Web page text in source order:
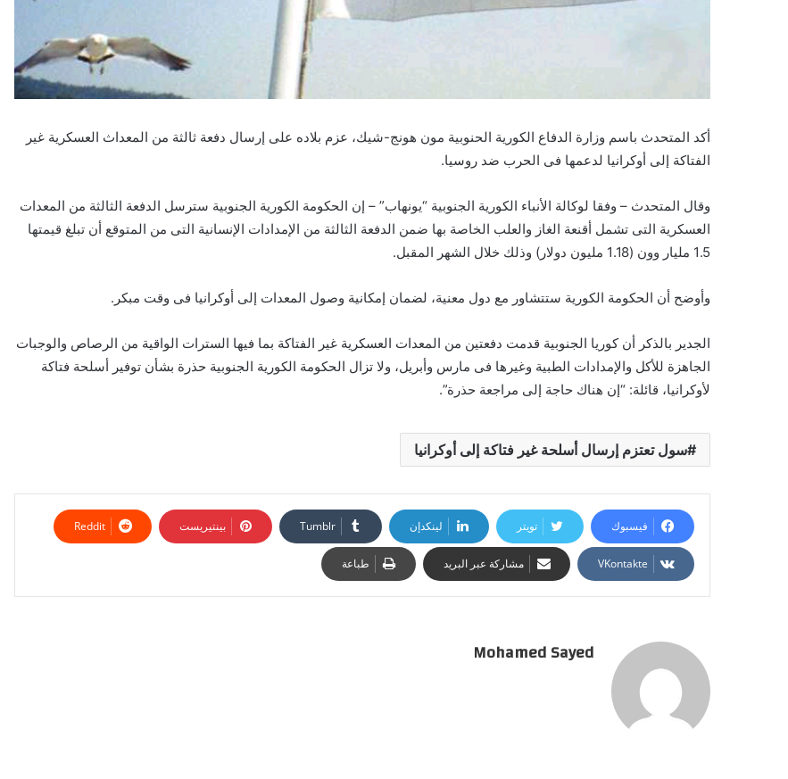
أكد المتحدث باسم وزارة الدفاع الكورية الحنوبية مون هونج-شيك، عزم بلاده على إرسال دفعة ثالثة من المعداث العسكرية غير
الفتاكة إلى أوكرانيا لدعمها فى الحرب ضد روسيا.
وقال المتحدث – وفقا لوكالة الأنباء الكورية الجنوبية “يونهاب” – إن الحكومة الكورية الجنوبية سترسل الدفعة الثالثة من المعدات
العسكرية التى تشمل أقنعة الغاز والعلب الخاصة بها ضمن الدفعة الثالثة من الإمدادات الإنسانية التى من المتوقع أن تبلغ قيمتها
1.5 مليار وون (1.18 مليون دولار) وذلك خلال الشهر المقبل.
وأوضح أن الحكومة الكورية ستتشاور مع دول معنية، لضمان إمكانية وصول المعدات إلى أوكرانيا فى وقت مبكر.
الجدير بالذكر أن كوريا الجنوبية قدمت دفعتين من المعدات العسكرية غير الفتاكة بما فيها السترات الواقية من الرصاص والوجبات
الجاهزة للأكل والإمدادات الطبية وغيرها فى مارس وأبريل، ولا تزال الحكومة الكورية الجنوبية حذرة بشأن توفير أسلحة فتاكة
لأوكرانيا، قائلة: “إن هناك حاجة إلى مراجعة حذرة”.
سول تعتزم إرسال أسلحة غير فتاكة إلى أوكرانيا
فيسبوك تويتر لينكدإن بينتيريست
مشاركة عبر البريد طباعة
Mohamed Sayed